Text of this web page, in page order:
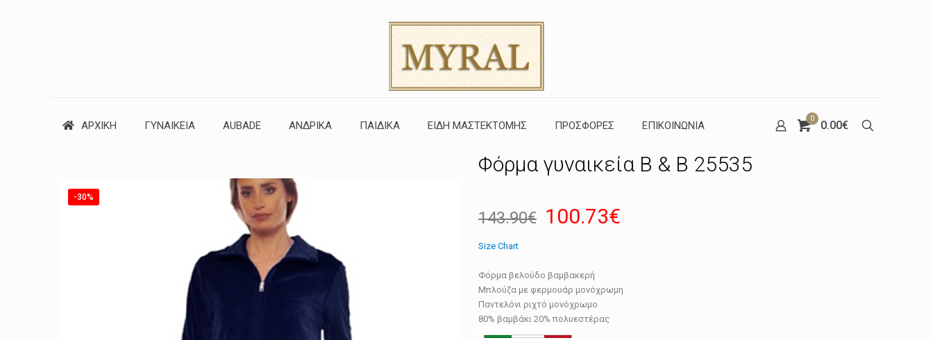
ΑΡΧΙΚΗ ΓΥΝΑΙΚΕΙΑ AUBADE ΑΝΔΡΙΚΑ ΠΑΙΔΙΚΑ ΕΙΔΗ ΜΑΣΤΕΚΤΟΜΗΣ ΠΡΟΣΦΟΡΕΣ ΕΠΙΚΟΙΝΩΝΙΑ
0
0.00€
-30%
Φόρμα γυναικεία B & B 25535
143.90€ Original
143.90€.
100.73€
100.73€.
Size Chart
Φόρμα βελούδο βαμβακερή
Μπλούζα με φερμουάρ μονόχρωμη
Παντελόνι ριχτό μονόχρωμο
80% βαμβάκι 20% πολυεστέρας